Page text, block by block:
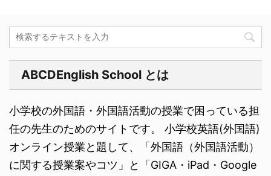
ABCDEnglish School とは
小学校の外国語・外国語活動の授業で困っている担
任の先生のためのサイトです。 小学校英語(外国語)
オンライン授業と題して、「外国語（外国語活動）
に関する授業案やコツ」と「GIGA・iPad・Google